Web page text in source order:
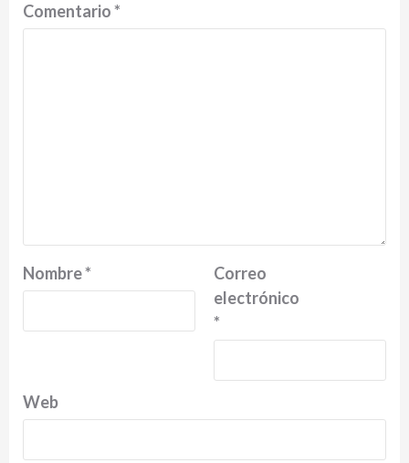
Comentario*
Nombre*
Correo
electrónico
*
Web